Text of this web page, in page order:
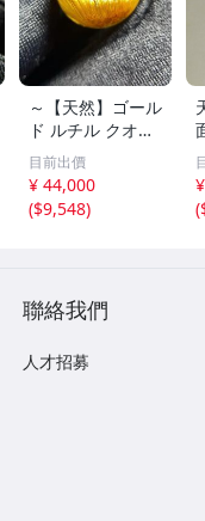
～【天然】ゴール
ド ルチル クオー
ツ 丸玉 13.7mm
3.7g
目前出價
¥ 44,000
($9,548)
(
聯絡我們
人才招募